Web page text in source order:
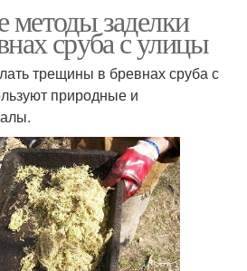
заделки
сруба с улицы
трещины в бревнах сруба с
природные и